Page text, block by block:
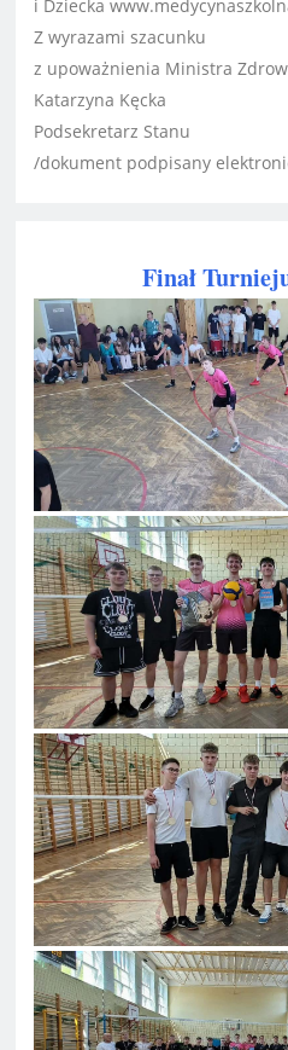
i Dziecka
Z wyrazami szacunku
z upoważnienia Ministra
Katarzyna Kęcka
Podsekretarz Stanu
/dokument podpisany
Finał